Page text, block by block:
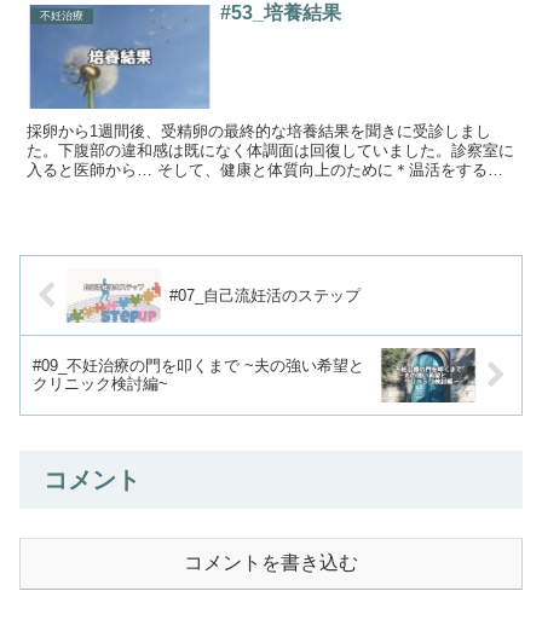
不妊治療 #53_培養結果
採卵から1週間後、受精卵の最終的な培養結果を聞きに受診しまし
た。下腹部の違和感は既になく体調面は回復していました。診察室に
入ると医師から… そして、健康と体質向上のために＊温活をする＊
#07_自己流妊活のステップ
#09_不妊治療の門を叩くまで ~夫の強い希望と
クリニック検討編~
コメント
コメントを書き込む